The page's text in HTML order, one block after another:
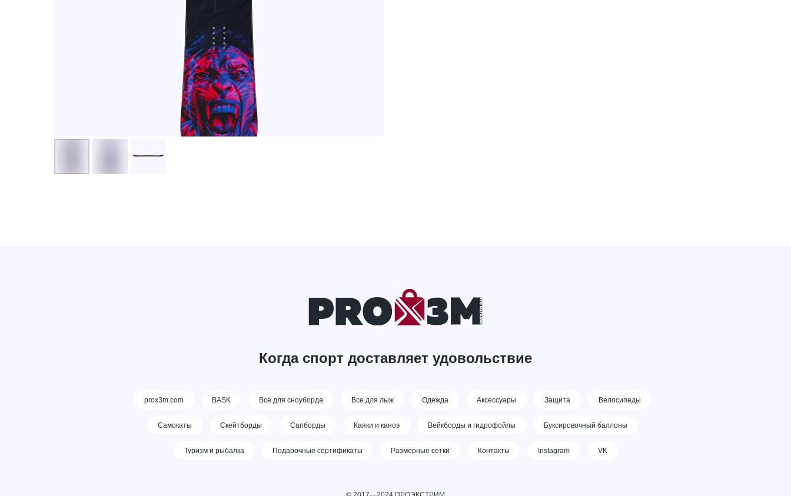
Когда спорт доставляет удовольствие
prox3m.com BASK Все для сноуборда Все для лыж Одежда Аксессуары Защита Велосипеды
Самокаты Скейтборды Сапборды Каяки и каноэ Вейкборды и гидрофойлы Буксировочный баллоны
Туризм и рыбалка Подарочные сертификаты Размерные сетки Контакты Instagram VK